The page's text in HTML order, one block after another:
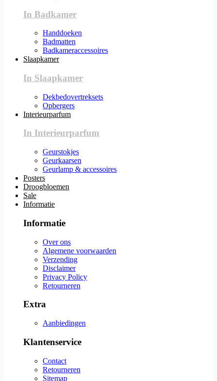
In Badkamer
Handdoeken
Badmatten
Badkameraccessoires
Slaapkamer
In Slaapkamer
Dekbedovertreksets
Opbergers
Interieurparfum
In Interieurparfum
Geurstokjes
Geurkaarsen
Geurlamp & accessoires
Posters
Droogbloemen
Sale
Informatie
Informatie
Over ons
Algemene voorwaarden
Verzending
Disclaimer
Privacy Policy
Retourneren
Extra
Aanbiedingen
Klantenservice
Contact
Retourneren
Sitemap